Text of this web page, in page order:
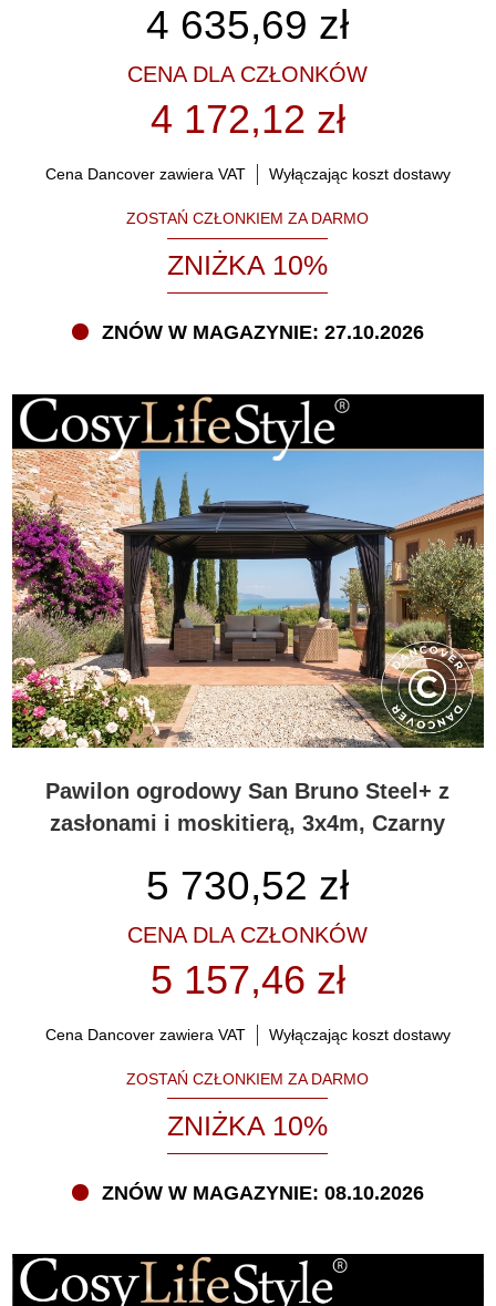
4 635,69 zł
CENA DLA CZŁONKÓW
4 172,12 zł
Cena Dancover zawiera VAT Wyłączając koszt dostawy
ZOSTAŃ CZŁONKIEM ZA DARMO
ZNIŻKA 10%
ZNÓW W MAGAZYNIE: 27.10.2026
Pawilon ogrodowy San Bruno Steel+ z
zasłonami i moskitierą, 3x4m, Czarny
5 730,52 zł
CENA DLA CZŁONKÓW
5 157,46 zł
Cena Dancover zawiera VAT Wyłączając koszt dostawy
ZOSTAŃ CZŁONKIEM ZA DARMO
ZNIŻKA 10%
ZNÓW W MAGAZYNIE: 08.10.2026